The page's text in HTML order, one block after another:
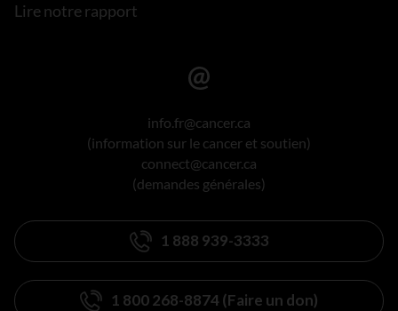
Lire notre rapport
info.fr@cancer.ca
(information sur le cancer et soutien)
connect@cancer.ca
(demandes générales)
1 888 939-3333
1 800 268-8874 (Faire un don)